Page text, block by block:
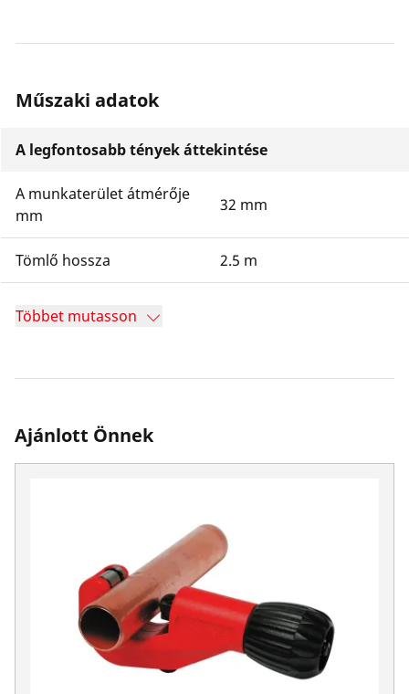
Műszaki adatok
A legfontosabb tények áttekintése
A munkaterület átmérője
mm
32 mm
Tömlő hossza 2.5 m
Többet mutasson
Ajánlott Önnek